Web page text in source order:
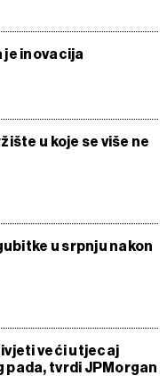
je inovacija
u koje se više ne
u srpnju nakon
veći utjecaj
pada, tvrdi JPMorgan